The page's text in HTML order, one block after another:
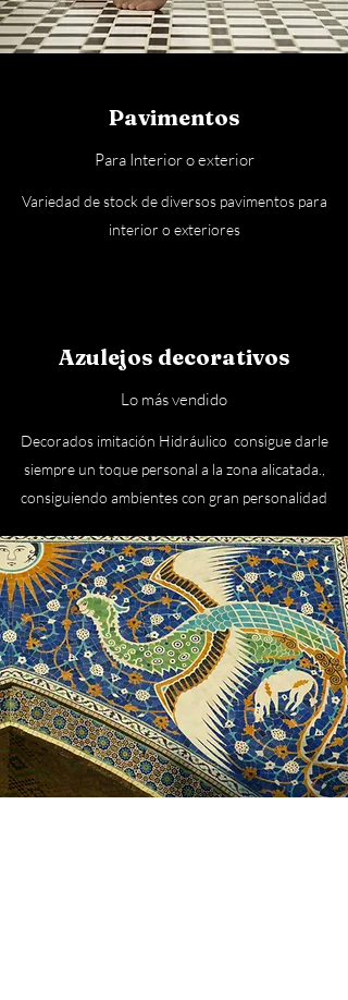
Pavimentos
Para Interior o exterior
Variedad de stock de diversos pavimentos para
interior o exteriores
Azulejos decorativos
Lo más vendido
Decorados imitación Hidráulico consigue darle
siempre un toque personal a la zona alicatada.,
consiguiendo ambientes con gran personalidad